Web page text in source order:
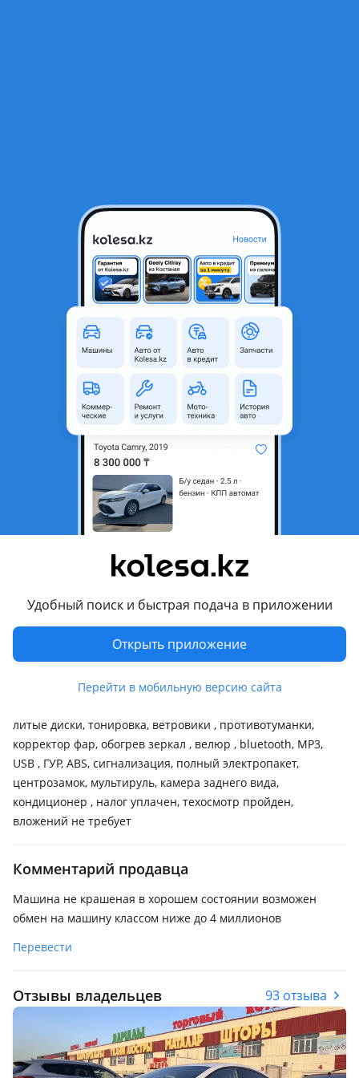
Удобный поиск и быстрая подача в приложении
Открыть приложение
Перейти в мобильную версию сайта
Hyundai Elantra 2014 года
Объявление находится в архиве и может быть
Алматы, Алматинская
2013 - 2016 5 поколение
Седан
Объем двигателя, л
172 000 км
Автомат
Привод
Передний привод
Руль
Слева
Цвет
белый
Растаможен в Казахстане
литые диски, тонировка, ветровики , противотуманки,
корректор фар, обогрев зеркал , велюр , bluetooth, MP3,
USB , ГУР, ABS, сигнализация, полный электропакет,
центрозамок, мультируль, камера заднего вида,
кондиционер , налог уплачен, техосмотр пройден,
вложений не требует
Комментарий продавца
Машина не крашеная в хорошем состоянии возможен
обмен на машину классом ниже до 4 миллионов
Перевести
Отзывы владельцев 93 отзыва